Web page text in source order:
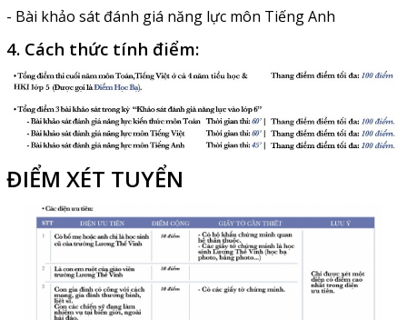
- Bài khảo sát đánh giá năng lực môn Tiếng Anh
4. Cách thức tính điểm:
ĐIỂM XÉT TUYỂN